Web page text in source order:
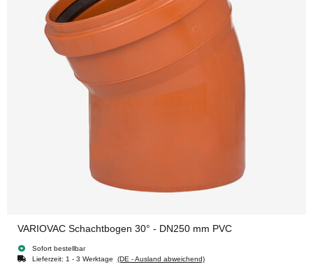
VARIOVAC Schachtbogen 30° - DN250 mm PVC
Sofort bestellbar
Lieferzeit: 1 - 3 Werktage (DE - Ausland abweichend)